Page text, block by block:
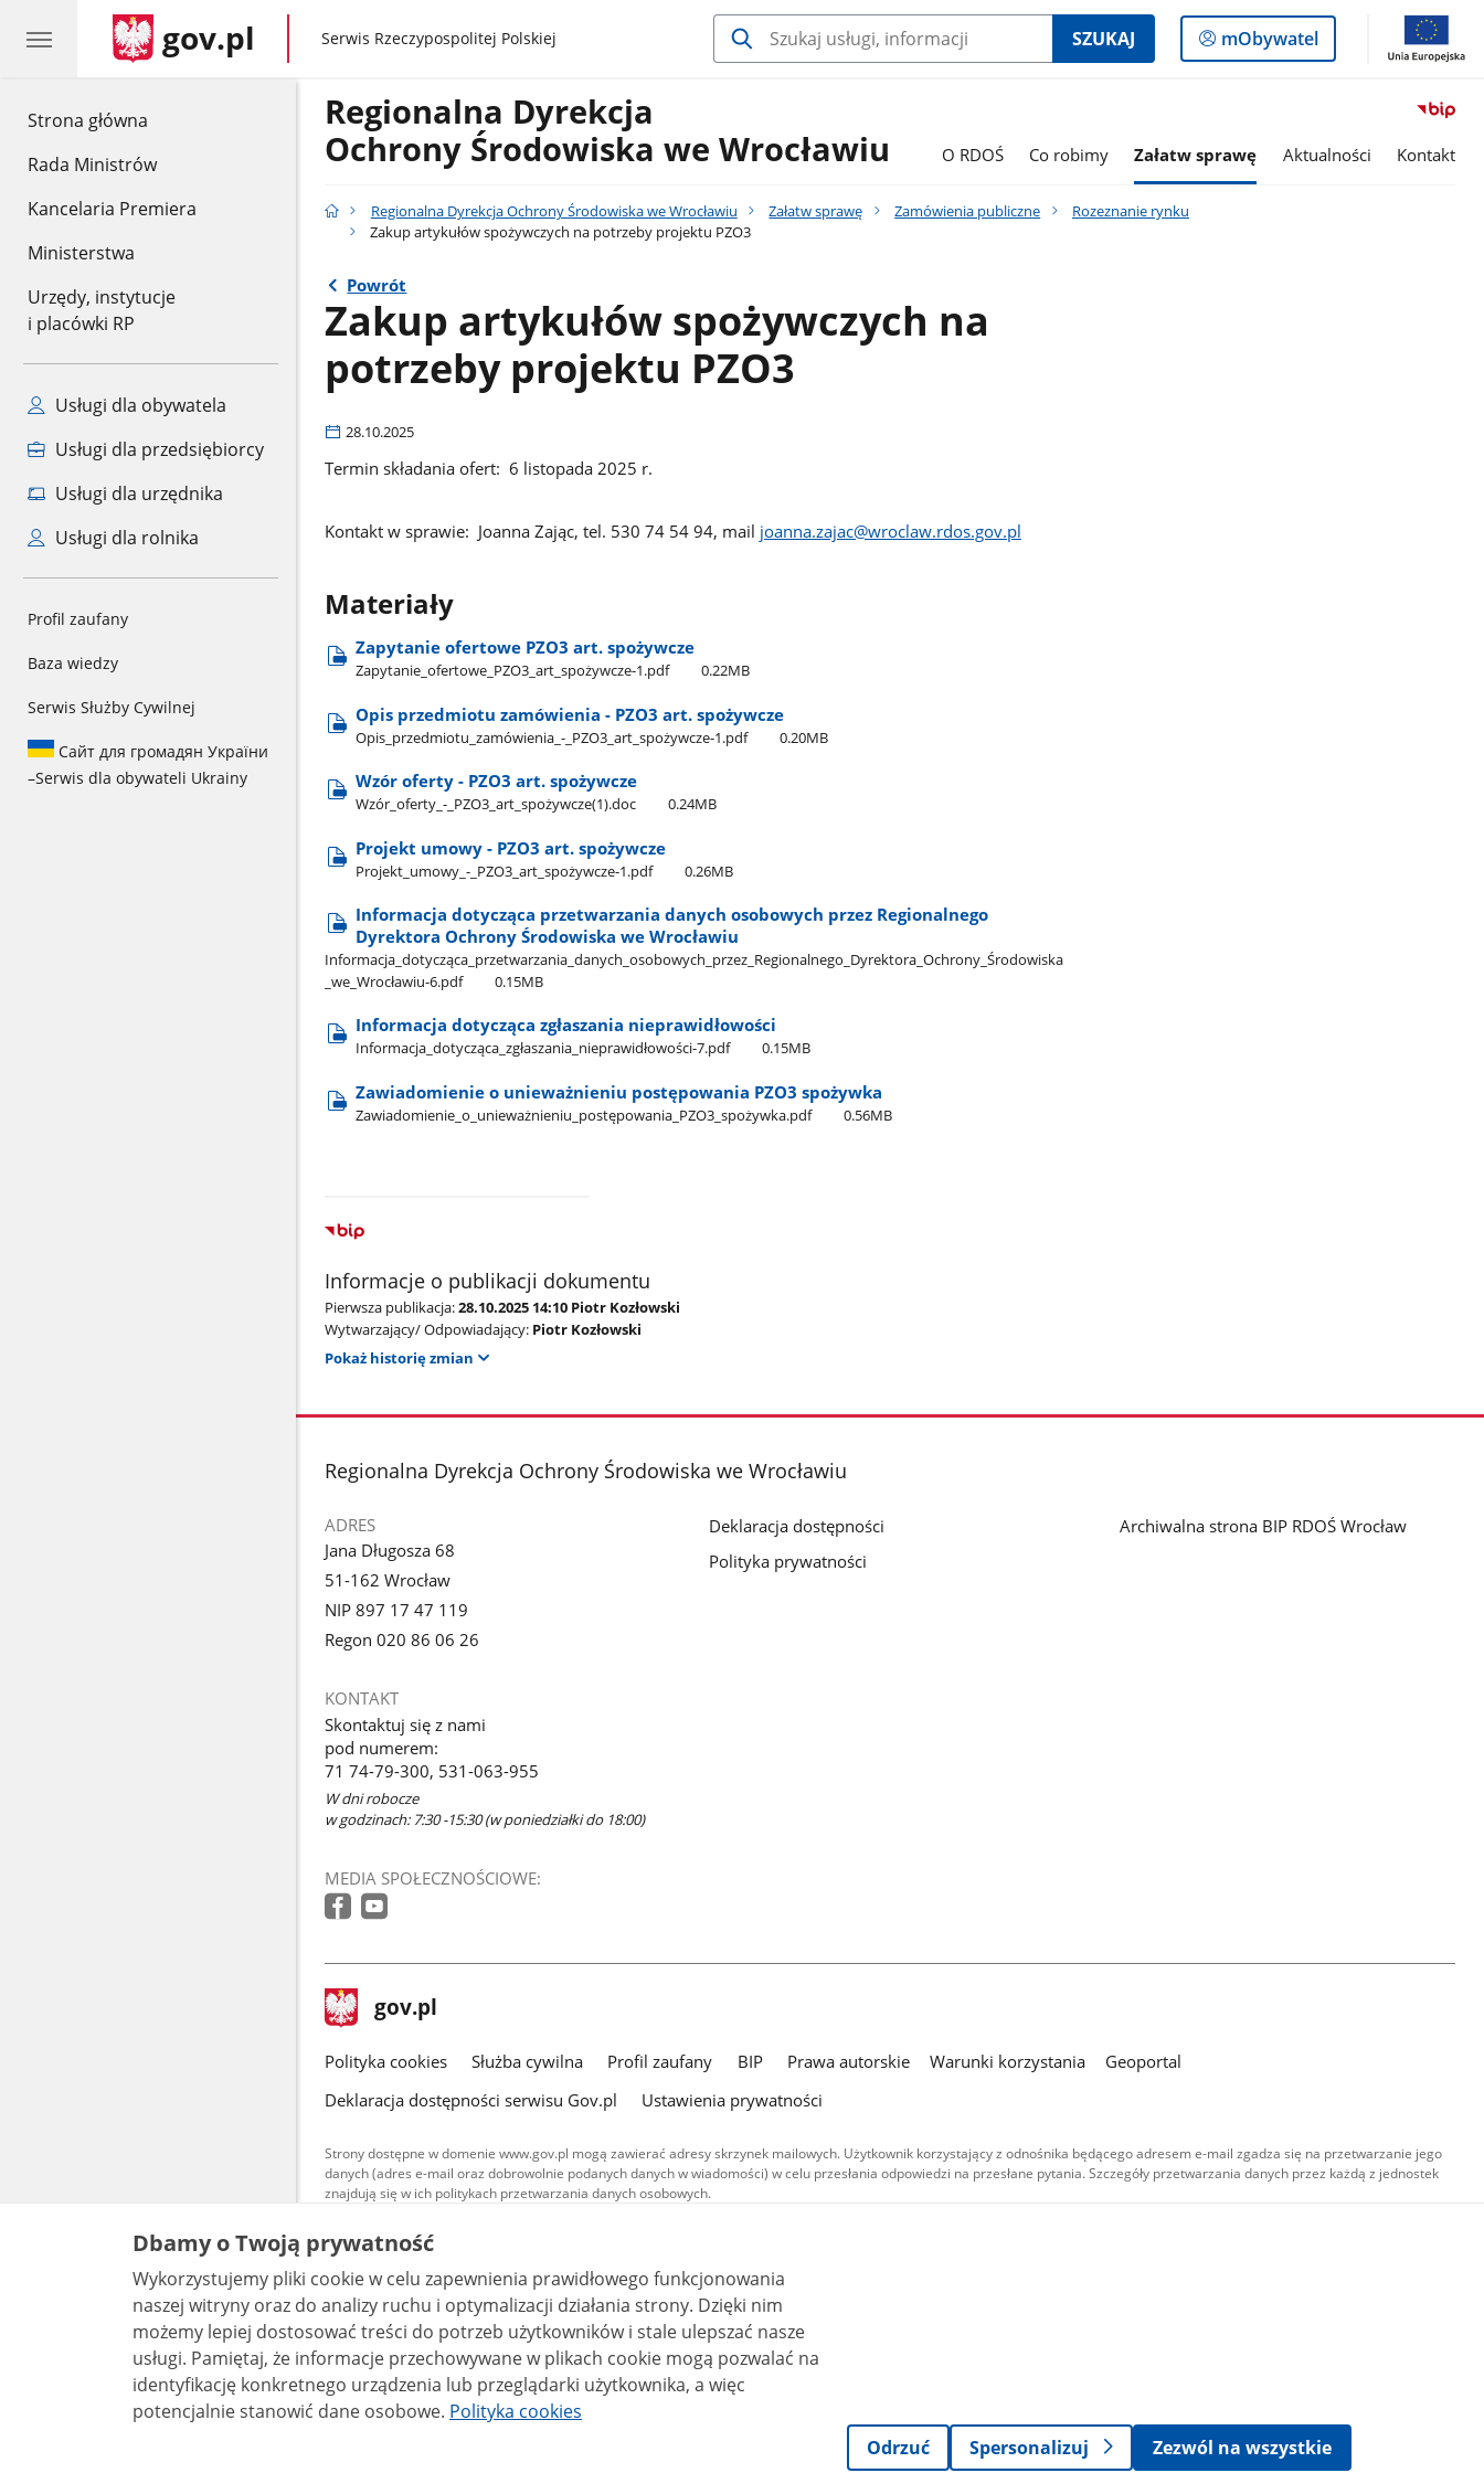
Strona główna
Rada Ministrów
Kancelaria Premiera
Ministerstwa
Urzędy, instytucje
i placówki RP
Usługi dla obywatela
Usługi dla przedsiębiorcy
Usługi dla urzędnika
Usługi dla rolnika
Profil zaufany
Baza wiedzy
Serwis Służby Cywilnej
Сайт для громадян України
–Serwis dla obywateli Ukrainy
gov.pl gov.pl
Serwis Rzeczypospolitej Polskiej SZUKAJ
Logowanie
do
mObywatel
Regionalna Dyrekcja
Ochrony Środowiska we Wrocławiu
O RDOŚ Co robimy Załatw sprawę Aktualności Kontakt
Regionalna Dyrekcja Ochrony Środowiska we Wrocławiu Załatw sprawę Zamówienia publiczne
Rozeznanie rynku
Zakup artykułów spożywczych na potrzeby projektu PZO3
Powrót
Zakup artykułów spożywczych na
potrzeby projektu PZO3
28.10.2025
Termin składania ofert: 6 listopada 2025 r.
Kontakt w sprawie: Joanna Zając, tel. 530 74 54 94, mail joanna.zajac@wroclaw.rdos.gov.pl
Materiały
Zapytanie ofertowe PZO3 art. spożywcze
Zapytanie​_ofertowe​_PZO3​_art​_spożywcze-1.pdf 0.22MB
Opis przedmiotu zamówienia - PZO3 art. spożywcze
Opis​_przedmiotu​_zamówienia​_-​_PZO3​_art​_spożywcze-1.pdf 0.20MB
Wzór oferty - PZO3 art. spożywcze
Wzór​_oferty​_-​_PZO3​_art​_spożywcze(1).doc 0.24MB
Projekt umowy - PZO3 art. spożywcze
Projekt​_umowy​_-​_PZO3​_art​_spożywcze-1.pdf 0.26MB
Informacja dotycząca przetwarzania danych osobowych przez Regionalnego
Dyrektora Ochrony Środowiska we Wrocławiu
Informacja​_dotycząca​_przetwarzania​_danych​_osobowych​_przez​_Regionalnego​_Dyrektora​_Ochrony​_Środowiska​
_we​_Wrocławiu-6.pdf
0.15MB
Informacja dotycząca zgłaszania nieprawidłowości
Informacja​_dotycząca​_zgłaszania​_nieprawidłowości-7.pdf 0.15MB
Zawiadomienie o unieważnieniu postępowania PZO3 spożywka
Zawiadomienie​_o​_unieważnieniu​_postępowania​_PZO3​_spożywka.pdf 0.56MB
Informacje o publikacji dokumentu
Pierwsza publikacja:28.10.2025 14:10 Piotr Kozłowski
Wytwarzający/ Odpowiadający: Piotr Kozłowski
Pokaż historię zmian
stopka
Regionalna Dyrekcja Ochrony Środowiska we Wrocławiu
ADRES
Jana Długosza 68
51-162 Wrocław
NIP 897 17 47 119
Regon 020 86 06 26
KONTAKT
Skontaktuj się z nami
pod numerem:
71 74-79-300, 531-063-955
W dni robocze
w godzinach: 7:30 -15:30 (w poniedziałki do 18:00)
MEDIA SPOŁECZNOŚCIOWE:
Deklaracja dostępności
Polityka prywatności
Archiwalna strona BIP RDOŚ Wrocław
stopka
gov.pl Strona
gov.pl
gov.pl
Polityka cookies Służba cywilna Profil zaufany BIP Prawa autorskie Warunki korzystania
Geoportal
Deklaracja dostępności serwisu Gov.pl
Ustawienia prywatności
Strony dostępne w domenie www.gov.pl mogą zawierać adresy skrzynek mailowych. Użytkownik korzystający z odnośnika będącego adresem e-mail zgadza się na przetwarzanie jego
danych (adres e-mail oraz dobrowolnie podanych danych w wiadomości) w celu przesłania odpowiedzi na przesłane pytania. Szczegóły przetwarzania danych przez każdą z jednostek
znajdują się w ich politykach przetwarzania danych osobowych.
Treści tekstowe publikowane w serwisie (z wyłączeniem treści audiowizualnych), są
udostępniane na licencji typu Creative Commons: uznanie autorstwa - na tych samych
warunkach 4.0 (CC BY-SA 4.0). Materiały audiowizualne, w tym zdjęcia, materiały audio i wideo,
są udostępniane na licencji typu Creative Commons: uznanie autorstwa użycie niekomercyjne -
bez utworów zależnych 4.0 (CC BY-NC-ND 4.0), o ile nie jest to stwierdzone inaczej.
Dbamy o Twoją prywatność
Wykorzystujemy pliki cookie w celu zapewnienia prawidłowego funkcjonowania
naszej witryny oraz do analizy ruchu i optymalizacji działania strony. Dzięki nim
możemy lepiej dostosować treści do potrzeb użytkowników i stale ulepszać nasze
usługi. Pamiętaj, że informacje przechowywane w plikach cookie mogą pozwalać na
identyfikację konkretnego urządzenia lub przeglądarki użytkownika, a więc
potencjalnie stanowić dane osobowe. Polityka cookies
Odrzuć
Spersonalizuj Zezwól na wszystkie